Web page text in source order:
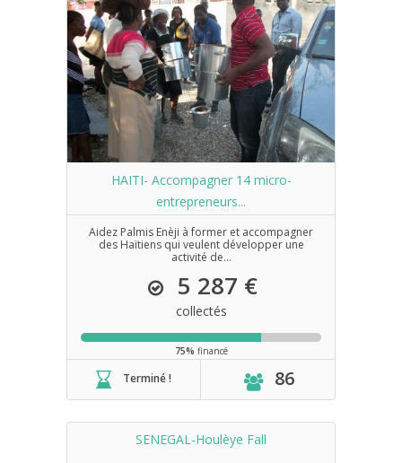
HAITI- Accompagner 14 micro-
entrepreneurs...
Aidez Palmis Enèji à former et accompagner
des Haïtiens qui veulent développer une
activité de...
5 287 €
collectés
75% financé
Terminé ! 86
SENEGAL-Houlèye Fall